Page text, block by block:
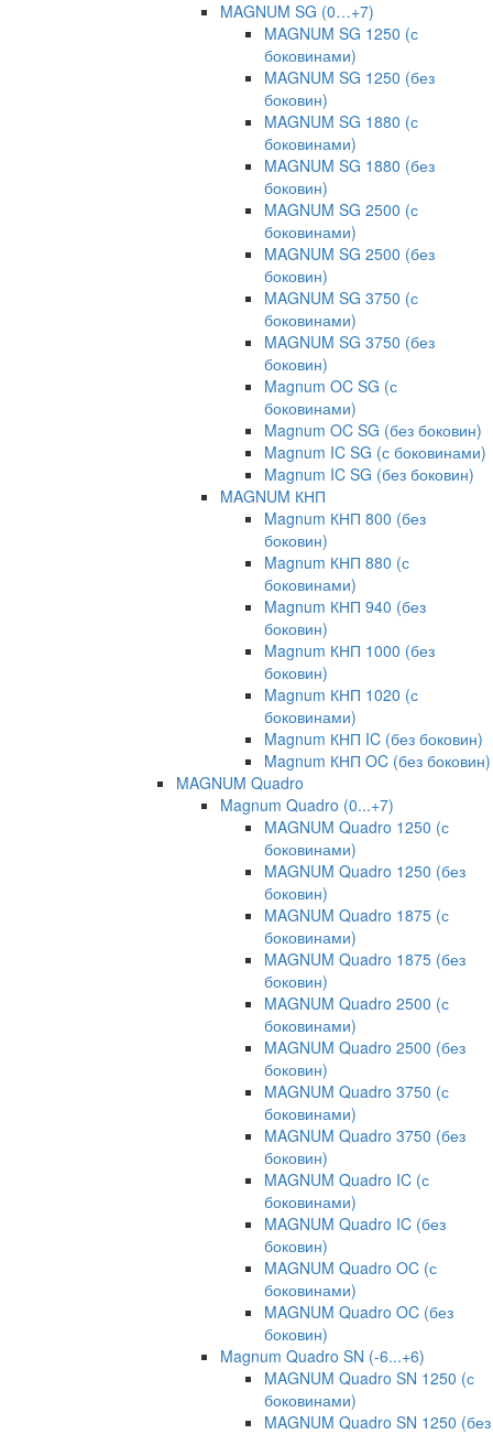
MAGNUM SG (0…+7)
MAGNUM SG 1250 (с
боковинами)
MAGNUM SG 1250 (без
боковин)
MAGNUM SG 1880 (с
боковинами)
MAGNUM SG 1880 (без
боковин)
MAGNUM SG 2500 (с
боковинами)
MAGNUM SG 2500 (без
боковин)
MAGNUM SG 3750 (с
боковинами)
MAGNUM SG 3750 (без
боковин)
Magnum OC SG (с
боковинами)
Magnum OC SG (без боковин)
Magnum IC SG (с боковинами)
Magnum IC SG (без боковин)
MAGNUM КНП
Magnum КНП 800 (без
боковин)
Magnum КНП 880 (с
боковинами)
Magnum КНП 940 (без
боковин)
Magnum КНП 1000 (без
боковин)
Magnum КНП 1020 (с
боковинами)
Magnum КНП IC (без боковин)
Magnum КНП OC (без боковин)
MAGNUM Quadro
Magnum Quadro (0...+7)
MAGNUM Quadro 1250 (с
боковинами)
MAGNUM Quadro 1250 (без
боковин)
MAGNUM Quadro 1875 (с
боковинами)
MAGNUM Quadro 1875 (без
боковин)
MAGNUM Quadro 2500 (с
боковинами)
MAGNUM Quadro 2500 (без
боковин)
MAGNUM Quadro 3750 (с
боковинами)
MAGNUM Quadro 3750 (без
боковин)
MAGNUM Quadro IC (с
боковинами)
MAGNUM Quadro IC (без
боковин)
MAGNUM Quadro OC (с
боковинами)
MAGNUM Quadro OC (без
боковин)
Magnum Quadro SN (-6...+6)
MAGNUM Quadro SN 1250 (с
боковинами)
MAGNUM Quadro SN 1250 (без